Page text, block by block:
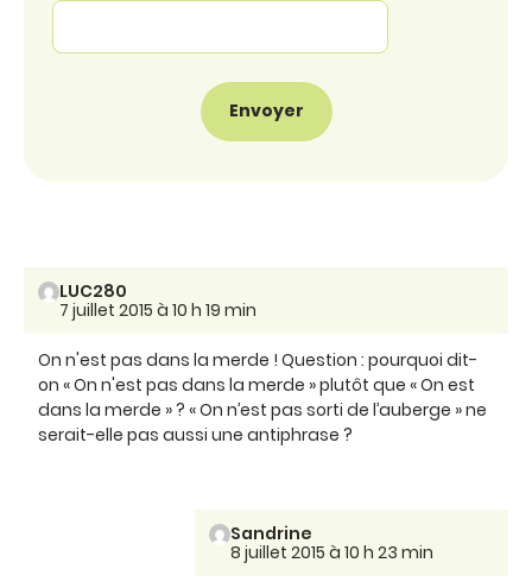
LUC280
7 juillet 2015 à 10 h 19 min
On n'est pas dans la merde ! Question : pourquoi dit-
on « On n'est pas dans la merde » plutôt que « On est
dans la merde » ? « On n’est pas sorti de l’auberge » ne
serait-elle pas aussi une antiphrase ?
Sandrine
8 juillet 2015 à 10 h 23 min